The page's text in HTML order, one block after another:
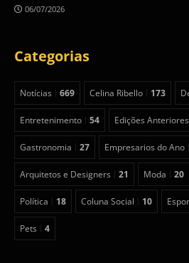
06/07/2026
Categorias
Notícias 669 Celina Ribello 173
Entretenimento 54 Edições Anteriores
Gastronomia 27 Empresarios do Ano
Arquitetos e Designers 21 Moda 20
Política 18 Coluna Social 10
Pets 4